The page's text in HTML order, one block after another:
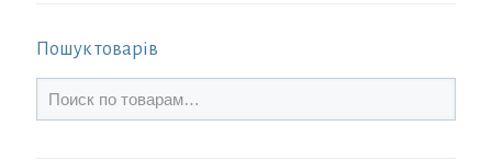
Пошук товарів